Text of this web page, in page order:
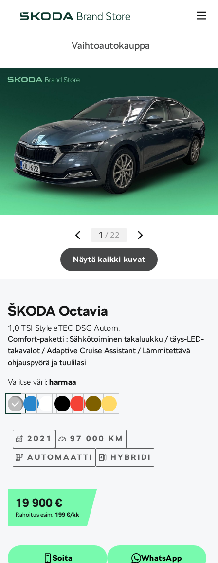
Vaihtoautokauppa
Näytä kaikki kuvat
1 / 22
ŠKODA Octavia
1,0 TSI Style eTEC DSG Autom.
Comfort-paketti : Sähkötoiminen takaluukku / täys-LED-
takavalot / Adaptive Cruise Assistant / Lämmitettävä
ohjauspyörä ja tuulilasi
Valitse väri:harmaa
19 900 €
Rahoitus esim. 199 €/kk
2021
97 000 KM
AUTOMAATTI
HYBRIDI
Soita WhatsApp